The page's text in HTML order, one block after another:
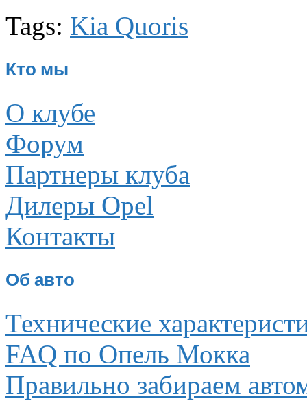
Tags: Kia Quoris
Кто мы
О клубе
Форум
Партнеры клуба
Дилеры Opel
Контакты
Об авто
Технические
FAQ по Опель Мокка
Правильно забираем